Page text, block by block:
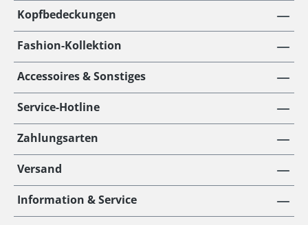
Kopfbedeckungen
Fashion-Kollektion
Accessoires & Sonstiges
Service-Hotline
Zahlungsarten
Versand
Information & Service